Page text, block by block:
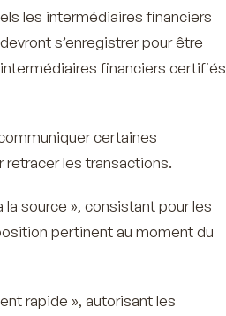
les intermédiaires financiers
s’enregistrer pour être
financiers certifiés
certaines
les transactions.
source », consistant pour les
pertinent au moment du
rapide », autorisant les